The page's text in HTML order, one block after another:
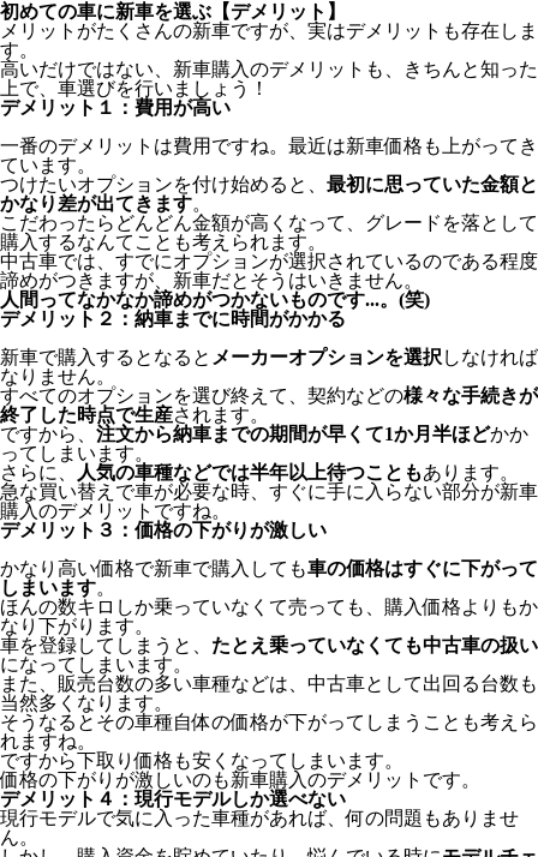
初めての車に新車を選ぶ【デメリット】
メリットがたくさんの新車ですが、実はデメリットも存在しま
す。
高いだけではない、新車購入のデメリットも、きちんと知った
上で、車選びを行いましょう！
デメリット１：費用が高い
一番のデメリットは費用ですね。最近は新車価格も上がってき
ています。
つけたいオプションを付け始めると、 最初に思っていた金額と
かなり差が出てきます。
こだわったらどんどん金額が高くなって、グレードを落として
購入するなんてことも考えられます。
中古車では、すでにオプションが選択されているのである程度
諦めがつきますが、新車だとそうはいきません。
人間ってなかなか諦めがつかないものです...。(笑)
デメリット２：納車までに時間がかかる
新車で購入するとなると メーカーオプションを選択 しなければ
なりません。
すべてのオプションを選び終えて、契約などの様々な手続きが
終了した時点で生産されます。
ですから、 注文から納車までの期間が早くて1か月半ほどかか
ってしまいます。
さらに、
人気の車種などでは半年以上待つこともあります。
急な買い替えで車が必要な時、すぐに手に入らない部分が新車
購入のデメリットですね。
デメリット３：価格の下がりが激しい
かなり高い価格で新車で購入しても車の価格はすぐに下がって
しまいます。
ほんの数キロしか乗っていなくて売っても、購入価格よりもか
なり下がります。
車を登録してしまうと、 たとえ乗っていなくても中古車の扱い
になってしまいます。
また、販売台数の多い車種などは、中古車として出回る台数も
当然多くなります。
そうなるとその車種自体の価格が下がってしまうことも考えら
れますね。
ですから下取り価格も安くなってしまいます。
価格の下がりが激しいのも新車購入のデメリットです。
デメリット４：現行モデルしか選べない
現行モデルで気に入った車種があれば、何の問題もありませ
ん。